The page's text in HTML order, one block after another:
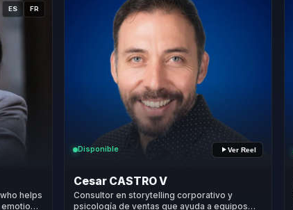
ES FR
helps
Disponible Ver Reel
Cesar CASTRO V
Consultor en storytelling corporativo y
psicología de ventas que ayuda a equipos